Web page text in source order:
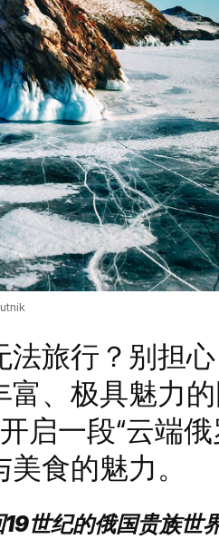
旅行？别担心
、极具魅力
启一段“云端
食的魅力。
世纪的俄国贵族世